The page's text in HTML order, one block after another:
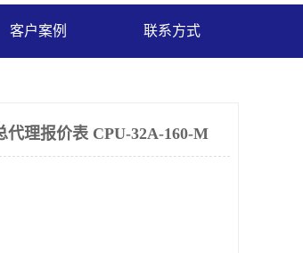
客户案例 联系方式
理报价表 CPU-32A-160-M